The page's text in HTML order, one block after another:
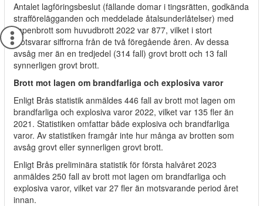
Antalet lagföringsbeslut (fällande domar i tingsrätten, godkända
strafförelägganden och meddelade åtalsunderlåtelser) med
vapenbrott som huvudbrott 2022 var 877, vilket i stort
motsvarar siffrorna från de två föregående åren. Av dessa
avsåg mer än en tredjedel (314 fall) grovt brott och 13 fall
synnerligen grovt brott.
Brott mot lagen om brandfarliga och explosiva varor
Enligt Brås statistik anmäldes 446 fall av brott mot lagen om
brandfarliga och explosiva varor 2022, vilket var 135 fler än
2021. Statistiken omfattar både explosiva och brandfarliga
varor. Av statistiken framgår inte hur många av brotten som
avsåg grovt eller synnerligen grovt brott.
Enligt Brås preliminära statistik för första halvåret 2023
anmäldes 250 fall av brott mot lagen om brandfarliga och
explosiva varor, vilket var 27 fler än motsvarande period året
innan.